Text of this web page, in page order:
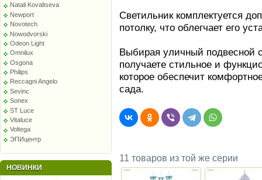
Natali Kovaltseva
Newport
Novotech
Nowodvorski
Odeon Light
Omnilux
Osgona
Philips
Reccagni Angelo
Sevinc
Sonex
ST Luce
Vitaluce
Voltega
ЭПИцентр
НОВИНКИ
Светильник комплектуется
потолку, что облегчает его
Выбирая уличный подвесной
получаете стильное и
которое обеспечит
сада.
11 товаров из той же серии